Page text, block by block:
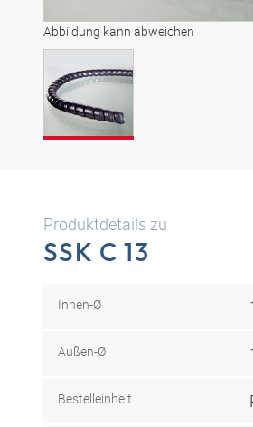
Abbildung kann abweichen
Produktdetails zu
SSK C 13
Innen-Ø
Außen-Ø
Bestelleinheit